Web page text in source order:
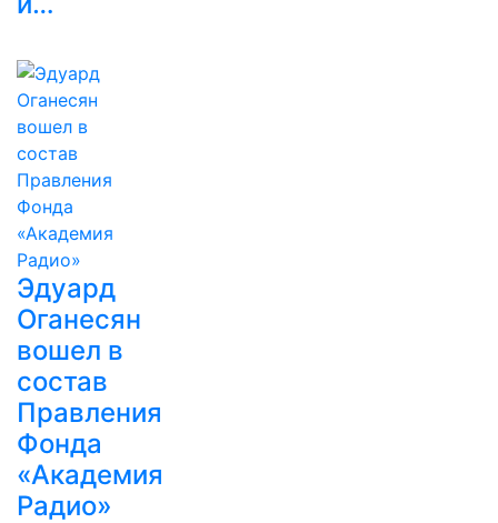
Эдуард
Оганесян
вошел в
состав
Правления
Фонда
«Академия
Радио»